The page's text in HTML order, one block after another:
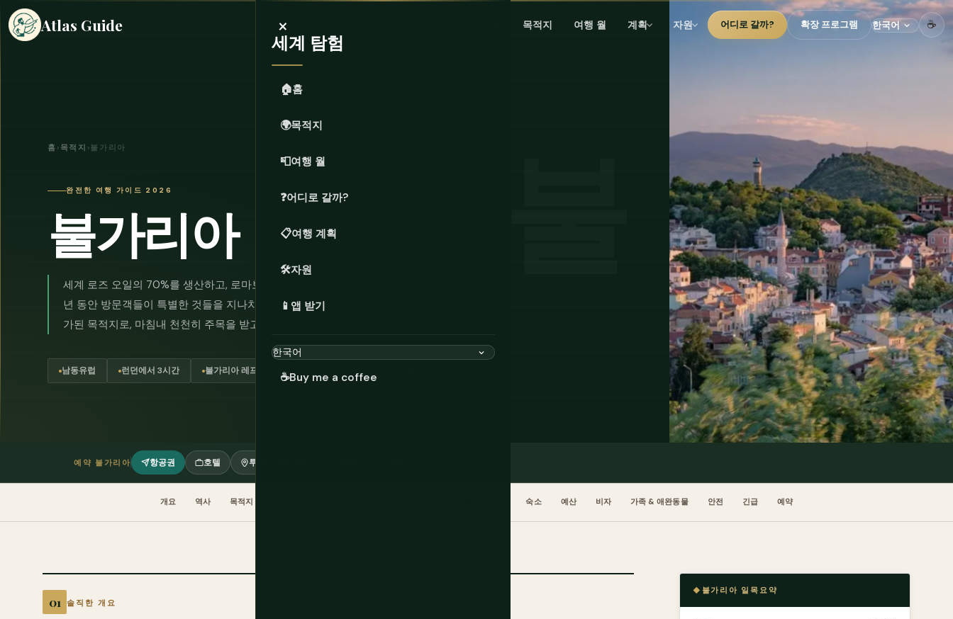
Atlas Guide 목적지 여행 월 계획 자원 어디로 갈까? 확장 프로그램 ☕
×
세계 탐험
🏠홈
🌍목적지
📮여행 월
❓어디로 갈까?
📋여행 계획
🛠️자원
📱 앱 받기
☕Buy me a coffee
홈 › 목적지 ›불가리아
완전한 여행 가이드 2026
불가리아
세계 로즈 오일의 70%를 생산하고, 로마보다 오래된 트라키아 금을 숨기고 있으며, 수십
년 동안 방문객들이 특별한 것들을 지나치게 하도록 내버려둔 나라. 유럽에서 가장 저평
가된 목적지로, 마침내 천천히 주목을 받고 있습니다.
남동유럽 런던에서 3시간 불가리아 레프 (BGN)
예약 불가리아 항공권 호텔 투어 & 액티비티
개요 역사 목적지 숙소 예산 비자 가족 & 애완동물 안전 긴급 예약
솔직한 개요
불가리아 일목요약